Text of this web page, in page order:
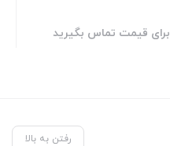
برای قیمت تماس بگیرید
رفتن به بالا